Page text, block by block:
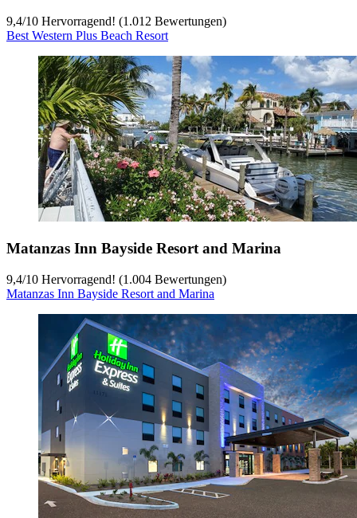
9,4/10 Hervorragend! (1.012 Bewertungen)
Best Western Plus Beach Resort
Matanzas Inn Bayside Resort and Marina
9,4/10 Hervorragend! (1.004 Bewertungen)
Matanzas Inn Bayside Resort and Marina